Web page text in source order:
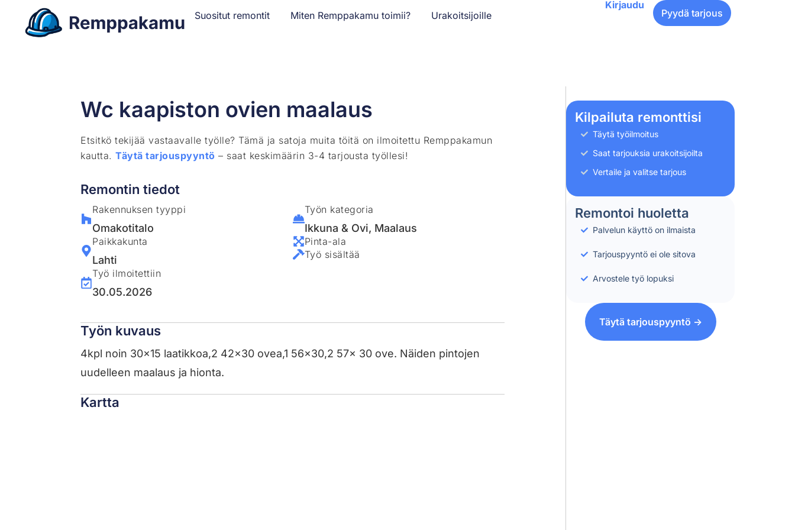
Suositut remontit Miten Remppakamu toimii? Urakoitsijoille
Kirjaudu
Pyydä tarjous
Wc kaapiston ovien maalaus
Etsitkö tekijää vastaavalle työlle? Tämä ja satoja muita töitä on ilmoitettu Remppakamun
kautta.Täytä tarjouspyyntö – saat keskimäärin 3-4 tarjousta työllesi!
Remontin tiedot
Rakennuksen tyyppi
Omakotitalo
Paikkakunta
Lahti
Työ ilmoitettiin
30.05.2026
Työn kategoria
Ikkuna & Ovi, Maalaus
Pinta-ala
Työ sisältää
Työn kuvaus
4kpl noin 30x15 laatikkoa,2 42x30 ovea,1 56x30,2 57x 30 ove. Näiden pintojen
uudelleen maalaus ja hionta.
Kartta
Kilpailuta remonttisi
Täytä työilmoitus
Saat tarjouksia urakoitsijoilta
Vertaile ja valitse tarjous
Remontoi huoletta
Palvelun käyttö on ilmaista
Tarjouspyyntö ei ole sitova
Arvostele työ lopuksi
Täytä tarjouspyyntö ->